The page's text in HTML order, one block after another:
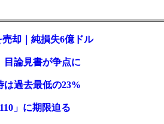
却｜純損失6億ドル
目論見書が争点に
は過去最低の23%
」に期限迫る